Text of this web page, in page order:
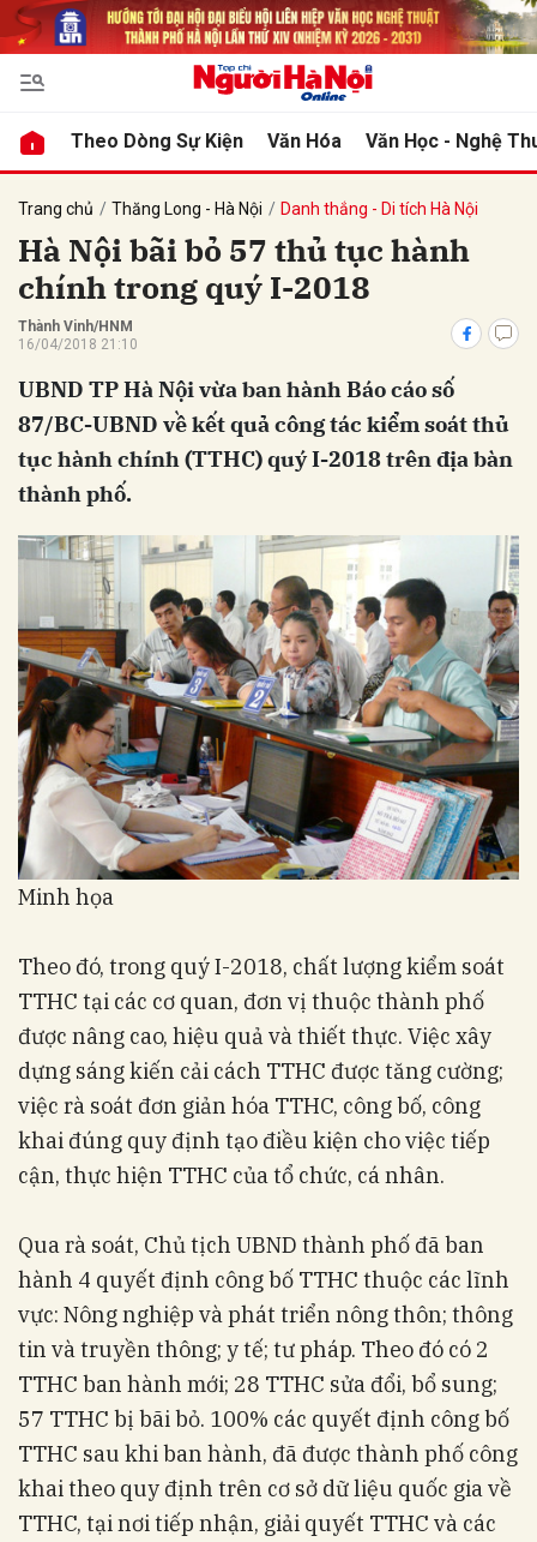
Theo Dòng Sự Kiện Văn Hóa Văn Học - Nghệ
Trang chủ Thăng Long - Hà Nội Danh thắng - Di tích Hà Nội
Hà Nội bãi bỏ 57 thủ tục hành
chính trong quý I-2018
Thành Vinh/HNM
16/04/2018 21:10
UBND TP Hà Nội vừa ban hành Báo cáo số
87/BC-UBND về kết quả công tác kiểm soát thủ
tục hành chính (TTHC) quý I-2018 trên địa bàn
thành phố.
Minh họa
Theo đó, trong quý I-2018, chất lượng kiểm soát
TTHC tại các cơ quan, đơn vị thuộc thành phố
được nâng cao, hiệu quả và thiết thực. Việc xây
dựng sáng kiến cải cách TTHC được tăng cường;
việc rà soát đơn giản hóa TTHC, công bố, công
khai đúng quy định tạo điều kiện cho việc tiếp
cận, thực hiện TTHC của tổ chức, cá nhân.
Qua rà soát, Chủ tịch UBND thành phố đã ban
hành 4 quyết định công bố TTHC thuộc các lĩnh
vực: Nông nghiệp và phát triển nông thôn; thông
tin và truyền thông; y tế; tư pháp. Theo đó có 2
TTHC ban hành mới; 28 TTHC sửa đổi, bổ sung;
57 TTHC bị bãi bỏ. 100% các quyết định công bố
TTHC sau khi ban hành, đã được thành phố công
khai theo quy định trên cơ sở dữ liệu quốc gia về
TTHC, tại nơi tiếp nhận, giải quyết TTHC và các
luận
Hủy